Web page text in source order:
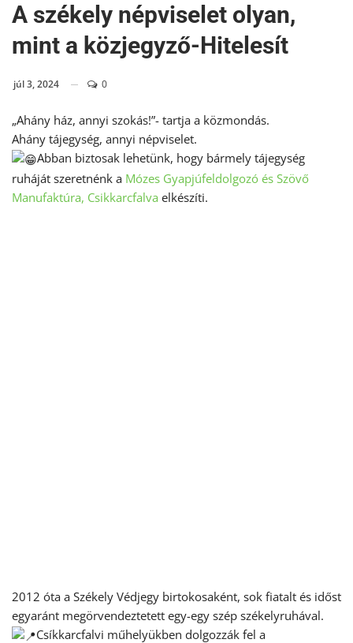
A székely népviselet olyan,
mint a közjegyző-Hitelesít
júl 3, 2024 0
„Ahány ház, annyi szokás!”- tartja a közmondás.
Ahány tájegység, annyi népviselet.
Abban biztosak lehetünk, hogy bármely tájegység
ruháját szeretnénk a Mózes Gyapjúfeldolgozó és Szövő
Manufaktúra, Csikkarcfalva elkészíti.
2012 óta a Székely Védjegy birtokosaként, sok fiatalt és időst
egyaránt megörvendeztetett egy-egy szép székelyruhával.
Csíkkarcfalvi műhelyükben dolgozzák fel a